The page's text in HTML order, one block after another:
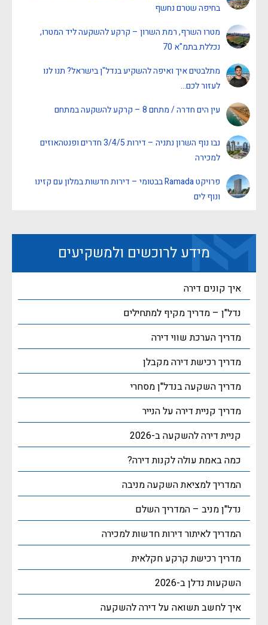
בחיפה שטרם נחשף
מטרו השרף, רמת השרון – קרקע להשקעה ליד המטרו,
נכללת בתמ"א 70
מתלבטים איך ואיפה להשקיע בנדל"ן בישראל? תנו לנו
לעזור לכם…
עין הים חדרה / מתחם 8 – קרקע להשקעה במתחם
נבו נוף השרון נתניה – דירות 3/4/5 חדרים ופנטהאוזים
למכירה
פרויקט Ramada בבטומי – דירות חדשות במלון עם קזינו
ונוף לים
מידע לרוכשים ולמשקיעים
איך קונים דירה
נדל"ן – מדריך מקיף למתחילים
מדריך הערכת שווי דירה
מדריך רכישת דירה מקבלן
מדריך השקעה בנדל"ן מסחרי
מדריך קניית דירה על הנייר
קניית דירה להשקעה ב-2026
כמה באמת עולה לקנות דירה?
המדריך למציאת השקעה מניבה
נדל"ן מניב – המדריך השלם
המדריך לאיתור דירות חדשות למכירה
מדריך רכישת קרקע חקלאית
השקעות נדלן ב-2026
איך לחשב תשואה על דירה להשקעה